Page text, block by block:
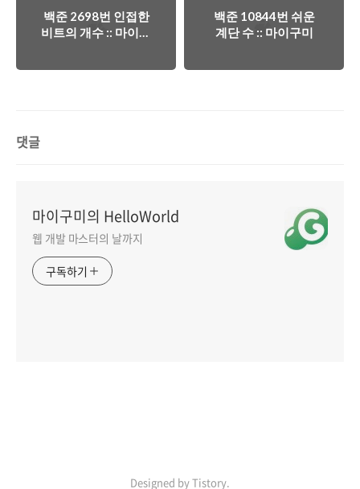
백준 2698번 인접한
비트의 개수 :: 마이구
백준 10844번 쉬운
계단 수 :: 마이구미
댓글
마이구미의 HelloWorld
웹 개발 마스터의 날까지
구독하기
Designed by Tistory.